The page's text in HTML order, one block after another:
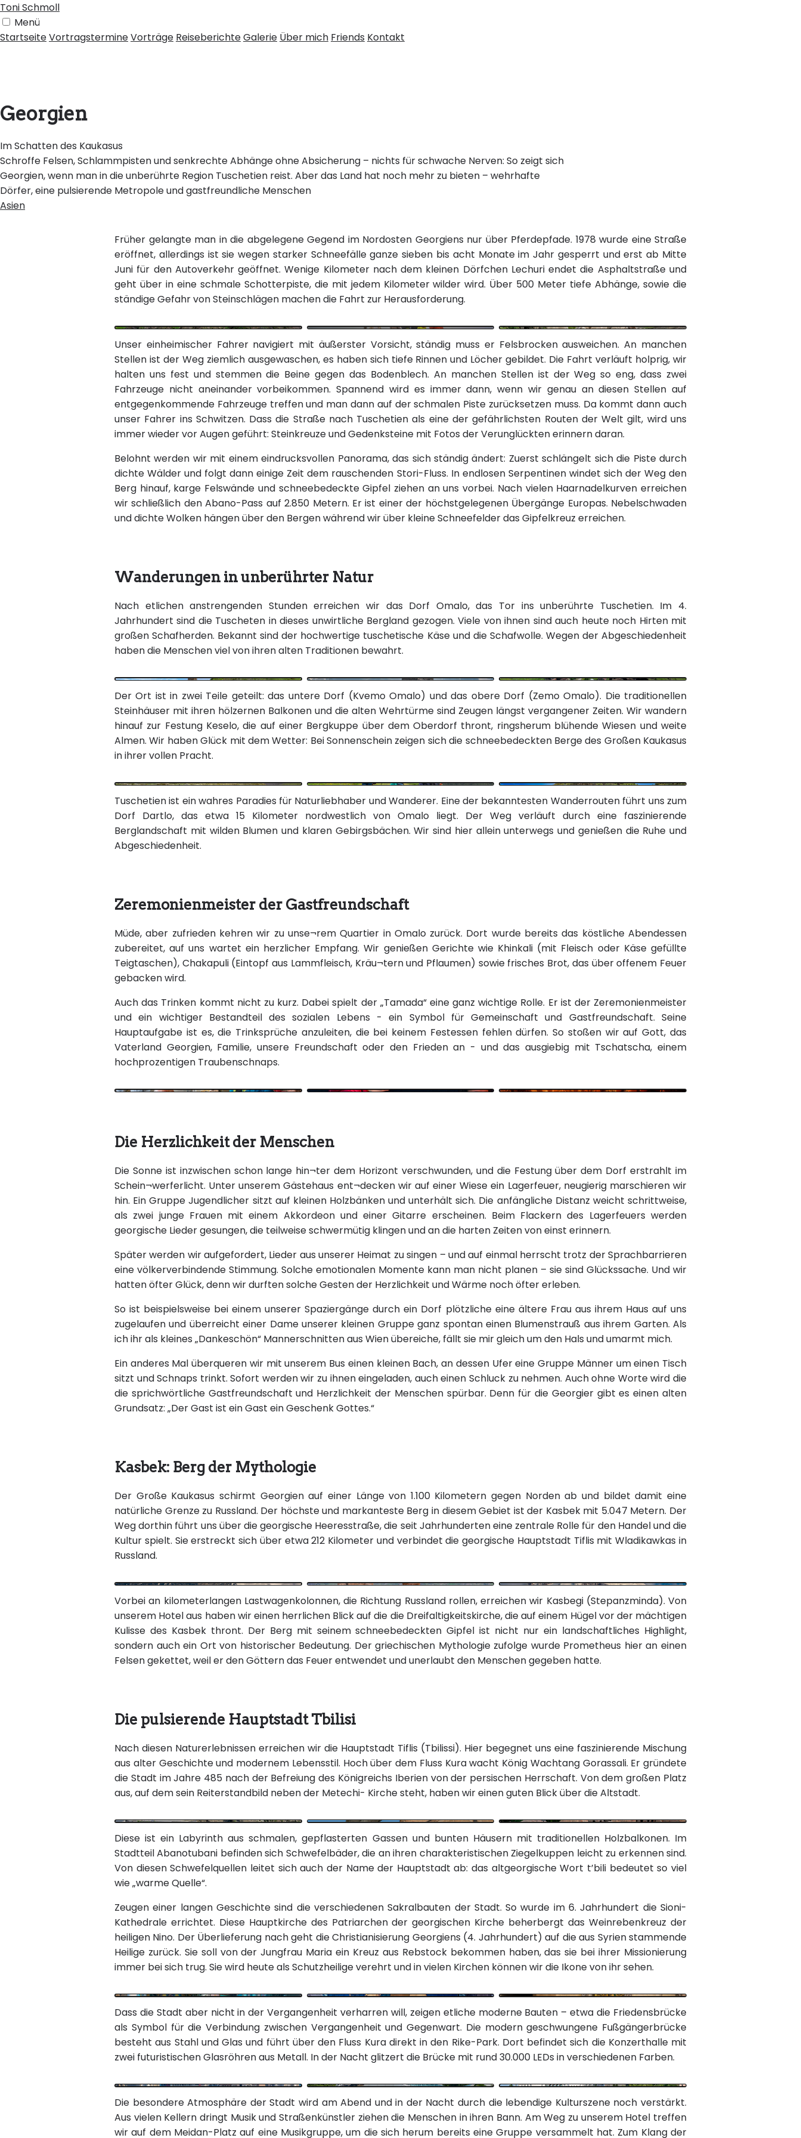
Toni Schmoll
Menü
StartseiteVortragstermineVorträge ReiseberichteGalerie Über mich Friends Kontakt
Georgien
Im Schatten des Kaukasus
Schroffe Felsen, Schlammpisten und senkrechte Abhänge ohne Absicherung – nichts für schwache Nerven: So zeigt sich
Georgien, wenn man in die unberührte Region Tuschetien reist. Aber das Land hat noch mehr zu bieten – wehrhafte
Dörfer, eine pulsierende Metropole und gastfreundliche Menschen
Asien
Früher gelangte man in die abgelegene Gegend im Nordosten Georgiens nur über Pferdepfade. 1978 wurde eine Straße
eröffnet, allerdings ist sie wegen starker Schneefälle ganze sieben bis acht Monate im Jahr gesperrt und erst ab Mitte
Juni für den Autoverkehr geöffnet. Wenige Kilometer nach dem kleinen Dörfchen Lechuri endet die Asphaltstraße und
geht über in eine schmale Schotterpiste, die mit jedem Kilometer wilder wird. Über 500 Meter tiefe Abhänge, sowie die
ständige Gefahr von Steinschlägen machen die Fahrt zur Herausforderung.
Unser einheimischer Fahrer navigiert mit äußerster Vorsicht, ständig muss er Felsbrocken ausweichen. An manchen
Stellen ist der Weg ziemlich ausgewaschen, es haben sich tiefe Rinnen und Löcher gebildet. Die Fahrt verläuft holprig, wir
halten uns fest und stemmen die Beine gegen das Bodenblech. An manchen Stellen ist der Weg so eng, dass zwei
Fahrzeuge nicht aneinander vorbeikommen. Spannend wird es immer dann, wenn wir genau an diesen Stellen auf
entgegenkommende Fahrzeuge treffen und man dann auf der schmalen Piste zurücksetzen muss. Da kommt dann auch
unser Fahrer ins Schwitzen. Dass die Straße nach Tuschetien als eine der gefährlichsten Routen der Welt gilt, wird uns
immer wieder vor Augen geführt: Steinkreuze und Gedenksteine mit Fotos der Verunglückten erinnern daran.
Belohnt werden wir mit einem eindrucksvollen Panorama, das sich ständig ändert: Zuerst schlängelt sich die Piste durch
dichte Wälder und folgt dann einige Zeit dem rauschenden Stori-Fluss. In endlosen Serpentinen windet sich der Weg den
Berg hinauf, karge Felswände und schneebedeckte Gipfel ziehen an uns vorbei. Nach vielen Haarnadelkurven erreichen
wir schließlich den Abano-Pass auf 2.850 Metern. Er ist einer der höchstgelegenen Übergänge Europas. Nebelschwaden
und dichte Wolken hängen über den Bergen während wir über kleine Schneefelder das Gipfelkreuz erreichen.
Wanderungen in unberührter Natur
Nach etlichen anstrengenden Stunden erreichen wir das Dorf Omalo, das Tor ins unberührte Tuschetien. Im 4.
Jahrhundert sind die Tuscheten in dieses unwirtliche Bergland gezogen. Viele von ihnen sind auch heute noch Hirten mit
großen Schafherden. Bekannt sind der hochwertige tuschetische Käse und die Schafwolle. Wegen der Abgeschiedenheit
haben die Menschen viel von ihren alten Traditionen bewahrt.
Der Ort ist in zwei Teile geteilt: das untere Dorf (Kvemo Omalo) und das obere Dorf (Zemo Omalo). Die traditionellen
Steinhäuser mit ihren hölzernen Balkonen und die alten Wehrtürme sind Zeugen längst vergangener Zeiten. Wir wandern
hinauf zur Festung Keselo, die auf einer Bergkuppe über dem Oberdorf thront, ringsherum blühende Wiesen und weite
Almen. Wir haben Glück mit dem Wetter: Bei Sonnenschein zeigen sich die schneebedeckten Berge des Großen Kaukasus
in ihrer vollen Pracht.
Tuschetien ist ein wahres Paradies für Naturliebhaber und Wanderer. Eine der bekanntesten Wanderrouten führt uns zum
Dorf Dartlo, das etwa 15 Kilometer nordwestlich von Omalo liegt. Der Weg verläuft durch eine faszinierende
Berglandschaft mit wilden Blumen und klaren Gebirgsbächen. Wir sind hier allein unterwegs und genießen die Ruhe und
Abgeschiedenheit.
Zeremonienmeister der Gastfreundschaft
Müde, aber zufrieden kehren wir zu unse¬rem Quartier in Omalo zurück. Dort wurde bereits das köstliche Abendessen
zubereitet, auf uns wartet ein herzlicher Empfang. Wir genießen Gerichte wie Khinkali (mit Fleisch oder Käse gefüllte
Teigtaschen), Chakapuli (Eintopf aus Lammfleisch, Kräu¬tern und Pflaumen) sowie frisches Brot, das über offenem Feuer
gebacken wird.
Auch das Trinken kommt nicht zu kurz. Dabei spielt der „Tamada“ eine ganz wichtige Rolle. Er ist der Zeremonienmeister
und ein wichtiger Bestandteil des sozialen Lebens - ein Symbol für Gemeinschaft und Gastfreundschaft. Seine
Hauptaufgabe ist es, die Trinksprüche anzuleiten, die bei keinem Festessen fehlen dürfen. So stoßen wir auf Gott, das
Vaterland Georgien, Familie, unsere Freundschaft oder den Frieden an - und das ausgiebig mit Tschatscha, einem
hochprozentigen Traubenschnaps.
Die Herzlichkeit der Menschen
Die Sonne ist inzwischen schon lange hin¬ter dem Horizont verschwunden, und die Festung über dem Dorf erstrahlt im
Schein¬werferlicht. Unter unserem Gästehaus ent¬decken wir auf einer Wiese ein Lagerfeuer, neugierig marschieren wir
hin. Ein Gruppe Jugendlicher sitzt auf kleinen Holzbänken und unterhält sich. Die anfängliche Distanz weicht schrittweise,
als zwei junge Frauen mit einem Akkordeon und einer Gitarre erscheinen. Beim Flackern des Lagerfeuers werden
georgische Lieder gesungen, die teilweise schwermütig klingen und an die harten Zeiten von einst erinnern.
Später werden wir aufgefordert, Lieder aus unserer Heimat zu singen – und auf einmal herrscht trotz der Sprachbarrieren
eine völkerverbindende Stimmung. Solche emotionalen Momente kann man nicht planen – sie sind Glückssache. Und wir
hatten öfter Glück, denn wir durften solche Gesten der Herzlichkeit und Wärme noch öfter erleben.
So ist beispielsweise bei einem unserer Spaziergänge durch ein Dorf plötzliche eine ältere Frau aus ihrem Haus auf uns
zugelaufen und überreicht einer Dame unserer kleinen Gruppe ganz spontan einen Blumenstrauß aus ihrem Garten. Als
ich ihr als kleines „Dankeschön“ Mannerschnitten aus Wien übereiche, fällt sie mir gleich um den Hals und umarmt mich.
Ein anderes Mal überqueren wir mit unserem Bus einen kleinen Bach, an dessen Ufer eine Gruppe Männer um einen Tisch
sitzt und Schnaps trinkt. Sofort werden wir zu ihnen eingeladen, auch einen Schluck zu nehmen. Auch ohne Worte wird die
die sprichwörtliche Gastfreundschaft und Herzlichkeit der Menschen spürbar. Denn für die Georgier gibt es einen alten
Grundsatz: „Der Gast ist ein Gast ein Geschenk Gottes.“
Kasbek: Berg der Mythologie
Der Große Kaukasus schirmt Georgien auf einer Länge von 1.100 Kilometern gegen Norden ab und bildet damit eine
natürliche Grenze zu Russland. Der höchste und markanteste Berg in diesem Gebiet ist der Kasbek mit 5.047 Metern. Der
Weg dorthin führt uns über die georgische Heeresstraße, die seit Jahrhunderten eine zentrale Rolle für den Handel und die
Kultur spielt. Sie erstreckt sich über etwa 212 Kilometer und verbindet die georgische Hauptstadt Tiflis mit Wladikawkas in
Russland.
Vorbei an kilometerlangen Lastwagenkolonnen, die Richtung Russland rollen, erreichen wir Kasbegi (Stepanzminda). Von
unserem Hotel aus haben wir einen herrlichen Blick auf die die Dreifaltigkeitskirche, die auf einem Hügel vor der mächtigen
Kulisse des Kasbek thront. Der Berg mit seinem schneebedeckten Gipfel ist nicht nur ein landschaftliches Highlight,
sondern auch ein Ort von historischer Bedeutung. Der griechischen Mythologie zufolge wurde Prometheus hier an einen
Felsen gekettet, weil er den Göttern das Feuer entwendet und unerlaubt den Menschen gegeben hatte.
Die pulsierende Hauptstadt Tbilisi
Nach diesen Naturerlebnissen erreichen wir die Hauptstadt Tiflis (Tbilissi). Hier begegnet uns eine faszinierende Mischung
aus alter Geschichte und modernem Lebensstil. Hoch über dem Fluss Kura wacht König Wachtang Gorassali. Er gründete
die Stadt im Jahre 485 nach der Befreiung des Königreichs Iberien von der persischen Herrschaft. Von dem großen Platz
aus, auf dem sein Reiterstandbild neben der Metechi- Kirche steht, haben wir einen guten Blick über die Altstadt.
Diese ist ein Labyrinth aus schmalen, gepflasterten Gassen und bunten Häusern mit traditionellen Holzbalkonen. Im
Stadtteil Abanotubani befinden sich Schwefelbäder, die an ihren charakteristischen Ziegelkuppen leicht zu erkennen sind.
Von diesen Schwefelquellen leitet sich auch der Name der Hauptstadt ab: das altgeorgische Wort t’bili bedeutet so viel
wie „warme Quelle“.
Zeugen einer langen Geschichte sind die verschiedenen Sakralbauten der Stadt. So wurde im 6. Jahrhundert die Sioni-
Kathedrale errichtet. Diese Hauptkirche des Patriarchen der georgischen Kirche beherbergt das Weinrebenkreuz der
heiligen Nino. Der Überlieferung nach geht die Christianisierung Georgiens (4. Jahrhundert) auf die aus Syrien stammende
Heilige zurück. Sie soll von der Jungfrau Maria ein Kreuz aus Rebstock bekommen haben, das sie bei ihrer Missionierung
immer bei sich trug. Sie wird heute als Schutzheilige verehrt und in vielen Kirchen können wir die Ikone von ihr sehen.
Dass die Stadt aber nicht in der Vergangenheit verharren will, zeigen etliche moderne Bauten – etwa die Friedensbrücke
als Symbol für die Verbindung zwischen Vergangenheit und Gegenwart. Die modern geschwungene Fußgängerbrücke
besteht aus Stahl und Glas und führt über den Fluss Kura direkt in den Rike-Park. Dort befindet sich die Konzerthalle mit
zwei futuristischen Glasröhren aus Metall. In der Nacht glitzert die Brücke mit rund 30.000 LEDs in verschiedenen Farben.
Die besondere Atmosphäre der Stadt wird am Abend und in der Nacht durch die lebendige Kulturszene noch verstärkt.
Aus vielen Kellern dringt Musik und Straßenkünstler ziehen die Menschen in ihren Bann. Am Weg zu unserem Hotel treffen
wir auf dem Meidan-Platz auf eine Musikgruppe, um die sich herum bereits eine Gruppe versammelt hat. Zum Klang der